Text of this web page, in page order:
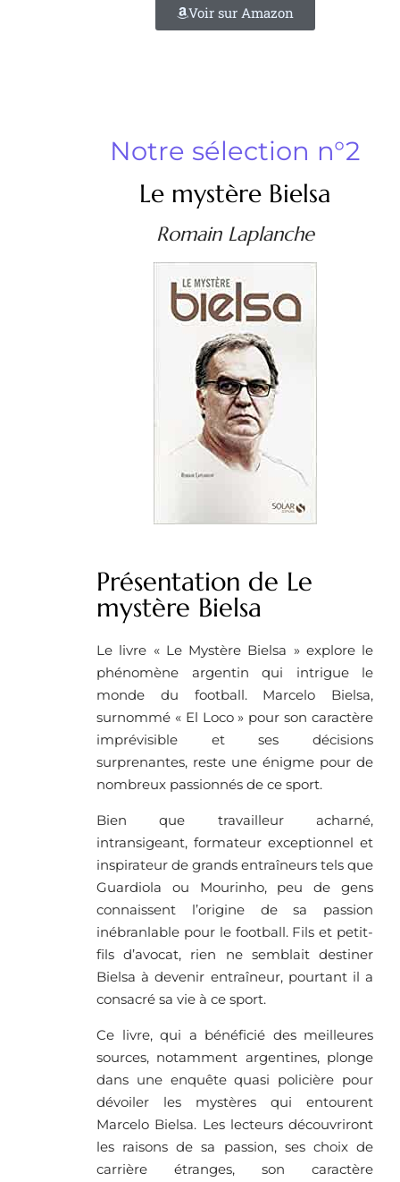
Voir sur Amazon
Notre sélection n°2
Le mystère Bielsa
Romain Laplanche
Présentation de Le
mystère Bielsa
Le livre « Le Mystère Bielsa » explore le
phénomène argentin qui intrigue le
monde du football. Marcelo Bielsa,
surnommé « El Loco » pour son caractère
imprévisible et ses décisions
surprenantes, reste une énigme pour de
nombreux passionnés de ce sport.
Bien que travailleur acharné,
intransigeant, formateur exceptionnel et
inspirateur de grands entraîneurs tels que
Guardiola ou Mourinho, peu de gens
connaissent l’origine de sa passion
inébranlable pour le football. Fils et petit-
fils d’avocat, rien ne semblait destiner
Bielsa à devenir entraîneur, pourtant il a
consacré sa vie à ce sport.
Ce livre, qui a bénéficié des meilleures
sources, notamment argentines, plonge
dans une enquête quasi policière pour
dévoiler les mystères qui entourent
Marcelo Bielsa. Les lecteurs découvriront
les raisons de sa passion, ses choix de
carrière étranges, son caractère